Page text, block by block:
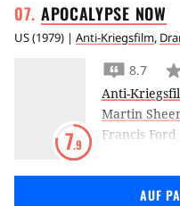
APOCALYPSE NOW
US(1979) | Anti-Kriegsfilm,
7.9
8.7
Anti-
Martin
Francis
als einer
Kriegs-AUF